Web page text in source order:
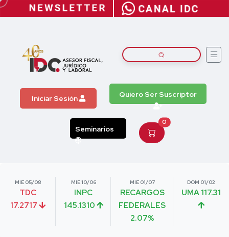
Iniciar Sesión Quiero Ser Suscriptor
Seminarios
0
MIE 05/08
TDC
17.2717
MIE 10/06
INPC
145.1310
MIE 01/07
RECARGOS
FEDERALES
2.07%
DOM 01/02
UMA 117.31